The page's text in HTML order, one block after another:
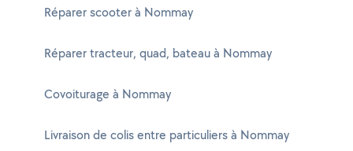
Réparer scooter à Nommay
Réparer tracteur, quad, bateau à Nommay
Covoiturage à Nommay
Livraison de colis entre particuliers à Nommay